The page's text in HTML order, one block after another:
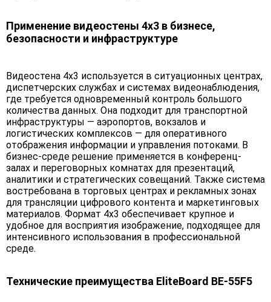
Применение видеостены 4х3 в бизнесе,
безопасности и инфраструктуре
Видеостена 4х3 используется в ситуационных центрах,
диспетчерских службах и системах видеонаблюдения,
где требуется одновременный контроль большого
количества данных. Она подходит для транспортной
инфраструктуры — аэропортов, вокзалов и
логистических комплексов — для оперативного
отображения информации и управления потоками. В
бизнес-среде решение применяется в конференц-
залах и переговорных комнатах для презентаций,
аналитики и стратегических совещаний. Также система
востребована в торговых центрах и рекламных зонах
для трансляции цифрового контента и маркетинговых
материалов. Формат 4х3 обеспечивает крупное и
удобное для восприятия изображение, подходящее для
интенсивного использования в профессиональной
среде.
Технические преимущества EliteBoard BE-55F5